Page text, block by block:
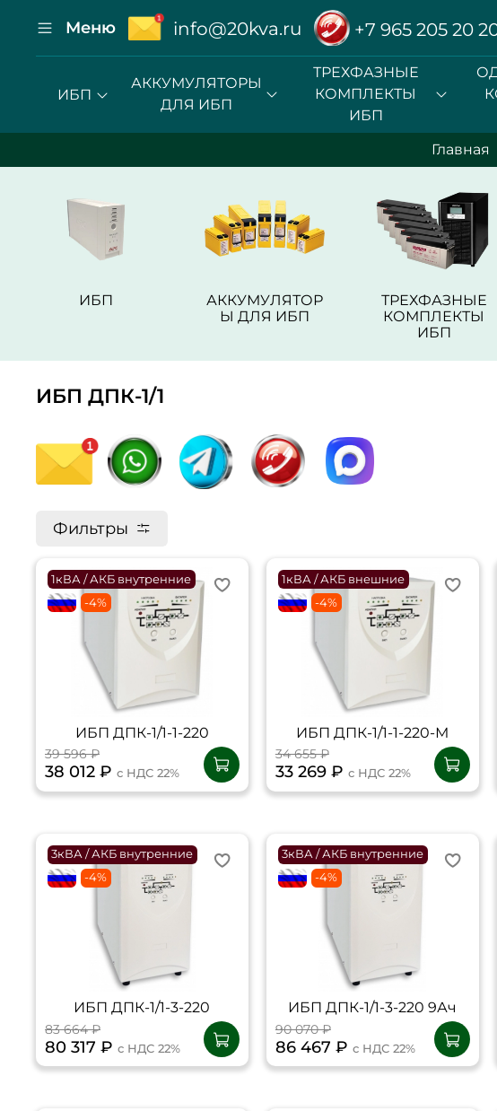
Меню info@20kva.ru +7 965 205 20
ИБП
АККУМУЛЯТОРЫ
ДЛЯ ИБП
ТРЕХФАЗНЫЕ
КОМПЛЕКТЫ
ИБП
Главная
ИБП
АККУМУЛЯТОР
Ы ДЛЯ ИБП
ТРЕХФАЗНЫЕ
КОМПЛЕКТЫ
ИБП
ИБП ДПК-1/1
Фильтры
1кВА / АКБ внутренние
flagRU-4%
ИБП ДПК-1/1-1-220
39 596 ₽
38 012 ₽ с НДС 22%
1кВА / АКБ внешние
flagRU-4%
ИБП ДПК-1/1-1-220-М
34 655 ₽
33 269 ₽ с НДС 22%
3кВА / АКБ внутренние
flagRU-4%
ИБП ДПК-1/1-3-220
83 664 ₽
80 317 ₽ с НДС 22%
3кВА / АКБ внутренние
flagRU-4%
ИБП ДПК-1/1-3-220 9Ач
90 070 ₽
86 467 ₽ с НДС 22%